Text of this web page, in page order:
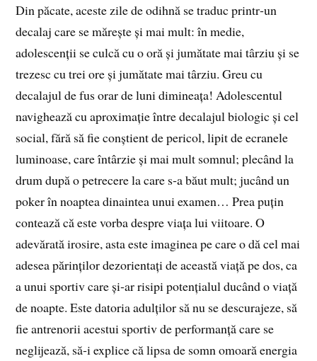
Din păcate, aceste zile de odihnă se traduc printr‑un
decalaj care se mărește și mai mult: în medie,
adolescenții se culcă cu o oră și jumătate mai târziu și se
trezesc cu trei ore și jumătate mai târziu. Greu cu
decalajul de fus orar de luni dimineața! Adolescentul
navighează cu aproximație între decalajul biologic și cel
social, fără să fie conștient de pericol, lipit de ecranele
luminoase, care întârzie și mai mult somnul; plecând la
drum după o petrecere la care s‑a băut mult; jucând un
poker în noaptea dinaintea unui examen… Prea puțin
contează că este vorba despre viața lui viitoare. O
adevărată irosire, asta este imaginea pe care o dă cel mai
adesea părinților dezorientați de această viață pe dos, ca
a unui sportiv care și‑ar risipi potențialul ducând o viață
de noapte. Este datoria adulților să nu se descurajeze, să
fie antrenorii acestui sportiv de performanță care se
neglijează, să‑i explice că lipsa de somn omoară energia